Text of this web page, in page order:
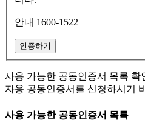
안내 1600-1522
인증하기
사용 가능한 공동인증서 목록 확
자용 공동인증서를 신청하시기
사용 가능한 공동인증서 목록